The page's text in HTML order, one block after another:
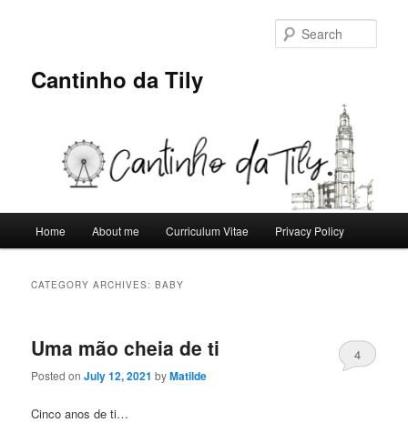
Cantinho da Tily
Home About me Curriculum Vitae Privacy Policy
CATEGORY ARCHIVES:BABY
Uma mão cheia de ti
Posted onJuly 12, 2021 byMatilde
4
Cinco anos de ti…